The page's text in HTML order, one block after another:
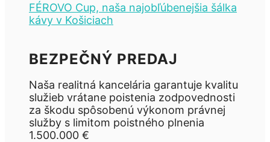
FÉROVO Cup, naša najobľúbenejšia šálka
kávy v Košiciach
BEZPEČNÝ PREDAJ
Naša realitná kancelária garantuje kvalitu
služieb vrátane poistenia zodpovednosti
za škodu spôsobenú výkonom právnej
služby s limitom poistného plnenia
1.500.000 €